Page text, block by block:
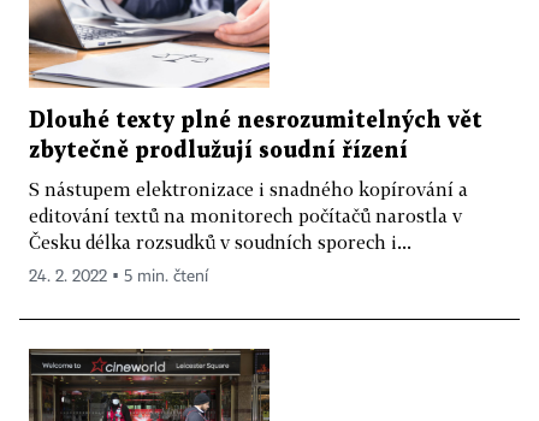
Dlouhé texty plné nesrozumitelných vět
zbytečně prodlužují soudní řízení
S nástupem elektronizace i snadného kopírování a
editování textů na monitorech počítačů narostla v
Česku délka rozsudků v soudních sporech i...
24. 2. 2022 ▪ 5 min. čtení